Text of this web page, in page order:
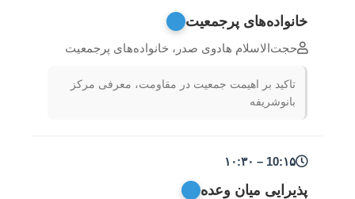
خانواده‌های پرجمعیت
حجت‌الاسلام هادوی صدر، خانواده‌های پرجمعیت
تاکید بر اهیمت جمعیت در مقاومت، معرفی مرکز
بانوشریفه
10:۱۵ – ۱۰:۳۰
پذیرایی میان وعده